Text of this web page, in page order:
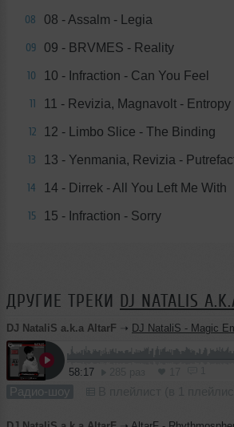
08 08 - Assalm - Legia
09 09 - BRVMES - Reality
10 10 - Infraction - Can You Feel
11 11 - Revizia, Magnavolt - Entropy
12 12 - Limbo Slice - The Binding
13 13 - Yenmania, Revizia -
14 14 - Dirrek - All You Left Me With
15 15 - Infraction - Sorry
ДРУГИЕ ТРЕКИ DJ NATALIS
DJ NataliS a.k.a AltarF ➝ DJ NataliS - Magic Emotion #14(radioshow Millenium FM,
58:17
Радио-шоу